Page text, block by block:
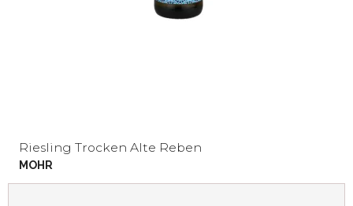
Riesling Trocken Alte Reben
MOHR